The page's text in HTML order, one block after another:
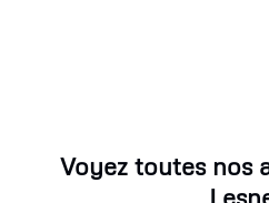
Voyez toutes nos